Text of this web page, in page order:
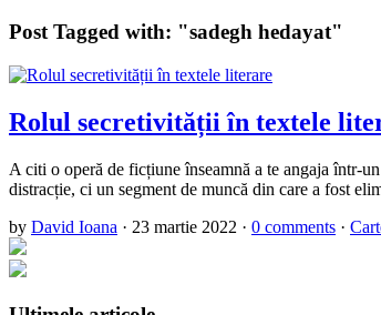
Post Tagged with: "sadegh hedayat"
Rolul secretivității în textele
A citi o operă de ficțiune înseamnă a te angaja într-
distracție, ci un segment de muncă din care a fost
by David Ioana · 23 martie 2022 · 0 comments ·